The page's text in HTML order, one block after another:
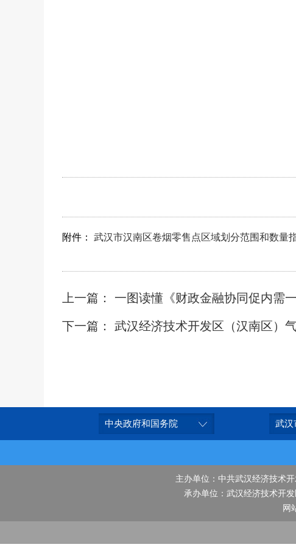
附件： 武汉市汉南区卷烟零售点区域划分范围和数量
上一篇： 一图读懂《财政金融协同促内需
中央政府和国务院 武汉
主办单位：中共武汉经济技术
承办单位：武汉经济技术开
网